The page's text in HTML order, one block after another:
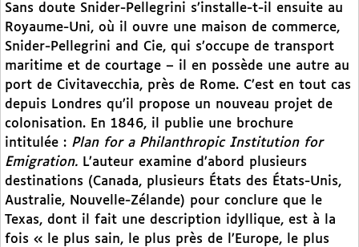
Sans doute Snider-Pellegrini s’installe-t-il ensuite au
Royaume-Uni, où il ouvre une maison de commerce,
Snider-Pellegrini and Cie, qui s’occupe de transport
maritime et de courtage – il en possède une autre au
port de Civitavecchia, près de Rome. C’est en tout cas
depuis Londres qu’il propose un nouveau projet de
colonisation. En 1846, il publie une brochure
intitulée : Plan for a Philanthropic Institution for
Emigration. L’auteur examine d’abord plusieurs
destinations (Canada, plusieurs États des États-Unis,
Australie, Nouvelle-Zélande) pour conclure que le
Texas, dont il fait une description idyllique, est à la
fois « le plus sain, le plus près de l’Europe, le plus